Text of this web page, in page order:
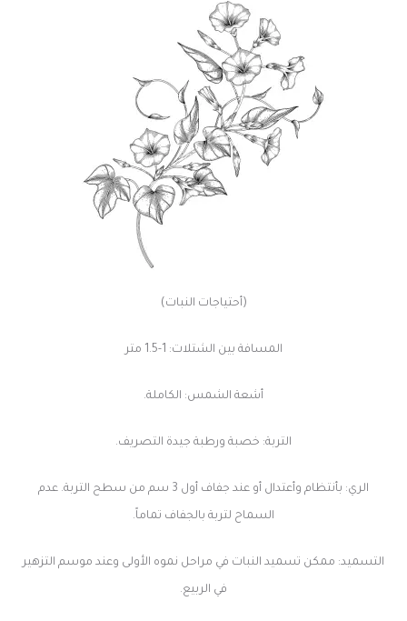
(أحتياجات النبات)
المسافة بين الشتلات: 1-1.5 متر
أشعة الشمس: الكاملة.
التربة: خصبة ورطبة جيدة التصريف.
الري: بأنتظام وأعتدال أو عند جفاف أول 3 سم من سطح التربة. عدم
السماح لتربة بالجفاف تماماً.
التسميد: ممكن تسميد النبات في مراحل نموه الأولى وعند موسم التزهير
في الربيع.